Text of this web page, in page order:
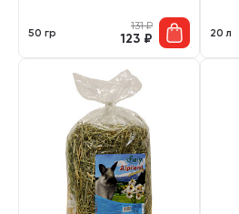
50 гр
131₽
123 ₽ 20 л